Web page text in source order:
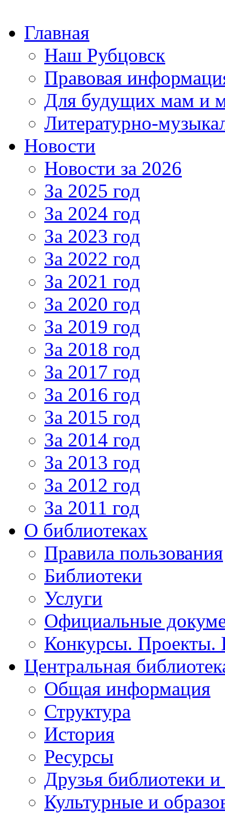
Главная
Наш Рубцовск
Правовая
Для будущих мам и
Литературно-
Новости
Новости за 2026
За 2025 год
За 2024 год
За 2023 год
За 2022 год
За 2021 год
За 2020 год
За 2019 год
За 2018 год
За 2017 год
За 2016 год
За 2015 год
За 2014 год
За 2013 год
За 2012 год
За 2011 год
О библиотеках
Правила пользования
Библиотеки
Услуги
Официальные
Конкурсы.
Центральная
Общая информация
Структура
История
Ресурсы
Друзья библиотеки
Культурные и